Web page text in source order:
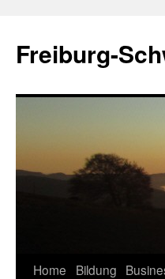
springen
Freiburg-
Home Bildung